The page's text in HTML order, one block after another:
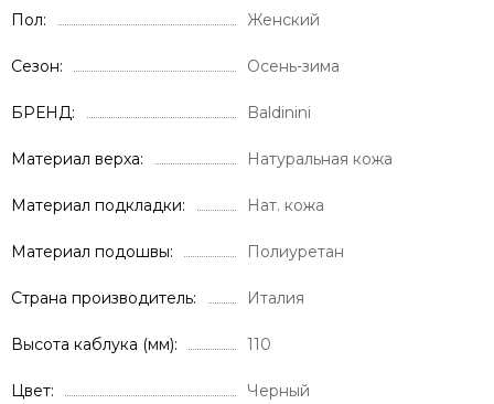
Пол Женский
Сезон Осень-зима
БРЕНД Baldinini
Материал верха Натуральная кожа
Материал подкладки Нат. кожа
Материал подошвы Полиуретан
Страна производитель Италия
Высота каблука (мм) 110
Цвет Черный